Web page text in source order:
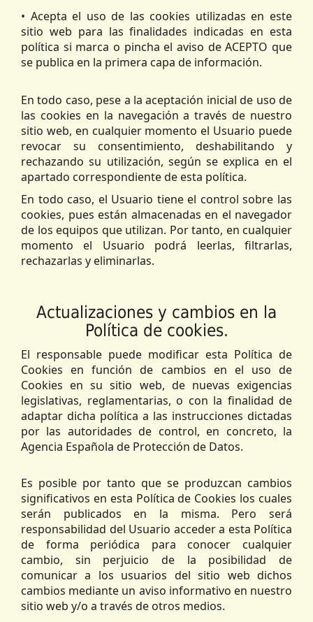
• Acepta el uso de las cookies utilizadas en este
sitio web para las finalidades indicadas en esta
política si marca o pincha el aviso de ACEPTO que
se publica en la primera capa de información.
En todo caso, pese a la aceptación inicial de uso de
las cookies en la navegación a través de nuestro
sitio web, en cualquier momento el Usuario puede
revocar su consentimiento, deshabilitando y
rechazando su utilización, según se explica en el
apartado correspondiente de esta política.
En todo caso, el Usuario tiene el control sobre las
cookies, pues están almacenadas en el navegador
de los equipos que utilizan. Por tanto, en cualquier
momento el Usuario podrá leerlas, filtrarlas,
rechazarlas y eliminarlas.
Actualizaciones y cambios en la
Política de cookies.
El responsable puede modificar esta Política de
Cookies en función de cambios en el uso de
Cookies en su sitio web, de nuevas exigencias
legislativas, reglamentarias, o con la finalidad de
adaptar dicha política a las instrucciones dictadas
por las autoridades de control, en concreto, la
Agencia Española de Protección de Datos.
Es posible por tanto que se produzcan cambios
significativos en esta Política de Cookies los cuales
serán publicados en la misma. Pero será
responsabilidad del Usuario acceder a esta Política
de forma periódica para conocer cualquier
cambio, sin perjuicio de la posibilidad de
comunicar a los usuarios del sitio web dichos
cambios mediante un aviso informativo en nuestro
sitio web y/o a través de otros medios.